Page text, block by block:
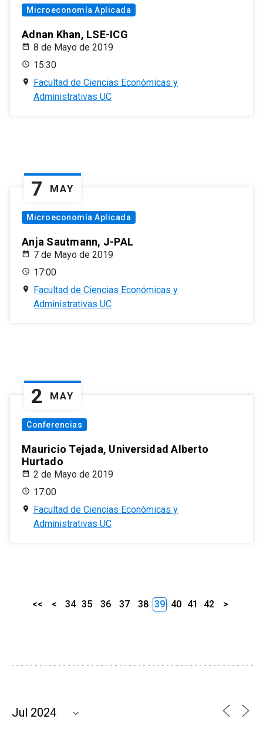
Microeconomía Aplicada
Adnan Khan, LSE-ICG
8 de Mayo de 2019
15:30
Facultad de Ciencias Económicas y
Administrativas UC
7 MAY
Microeconomía Aplicada
Anja Sautmann, J-PAL
7 de Mayo de 2019
17:00
Facultad de Ciencias Económicas y
Administrativas UC
2 MAY
Conferencias
Mauricio Tejada, Universidad Alberto
Hurtado
2 de Mayo de 2019
17:00
Facultad de Ciencias Económicas y
Administrativas UC
<< < 34 35 36 37 38 39 40 41 42 >